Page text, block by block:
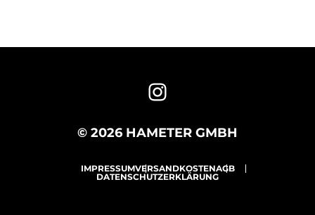
© 2026 HAMETER GMBH
IMPRESSUMVERSANDKOSTENAGB
DATENSCHUTZERKLÄRUNG